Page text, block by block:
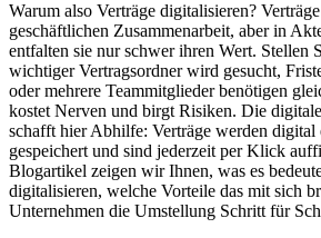
Warum also Verträge digitalisieren?
geschäftlichen Zusammenarbeit, aber in
entfalten sie nur schwer ihren Wert. Stellen
wichtiger Vertragsordner wird gesucht,
oder mehrere Teammitglieder benötigen
kostet Nerven und birgt Risiken. Die
schafft hier Abhilfe: Verträge werden digital
gespeichert und sind jederzeit per Klick
Blogartikel zeigen wir Ihnen, was es
digitalisieren, welche Vorteile das mit sich
Unternehmen die Umstellung Schritt für